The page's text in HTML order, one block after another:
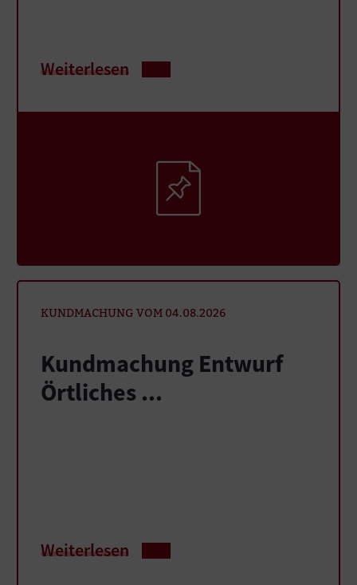
Weiterlesen
KUNDMACHUNG VOM 04.08.2026
Kundmachung Entwurf
Örtliches ...
Weiterlesen